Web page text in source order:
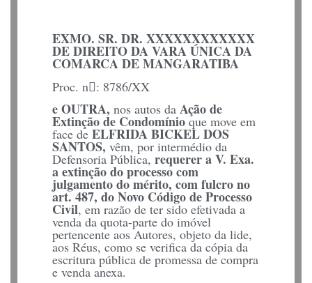
EXMO. SR. DR. XXXXXXXXXXXX
DE DIREITO DA VARA ÚNICA DA
COMARCA DE MANGARATIBA
Proc. n: 8786/XX
e OUTRA, nos autos da Ação de
Extinção de Condomínio que move em
face de ELFRIDA BICKEL DOS
SANTOS, vêm, por intermédio da
Defensoria Pública, requerer a V. Exa.
a extinção do processo com
julgamento do mérito, com fulcro no
art. 487, do Novo Código de Processo
Civil, em razão de ter sido efetivada a
venda da quota-parte do imóvel
pertencente aos Autores, objeto da lide,
aos Réus, como se verifica da cópia da
escritura pública de promessa de compra
e venda anexa.